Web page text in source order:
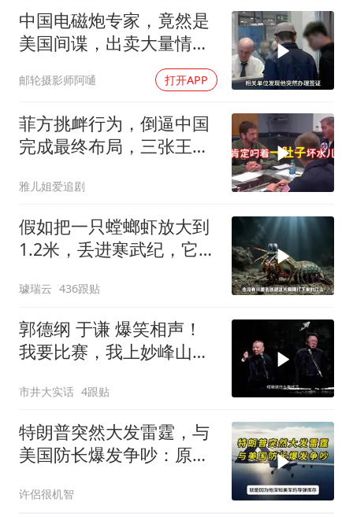
中国电磁炮专家，竟然是
美国间谍，出卖大量情
报，让国家损失惨重
邮轮摄影师阿嗵 打开APP
菲方挑衅行为，倒逼中国
完成最终布局，三张王牌
雅儿姐爱追剧
假如把一只螳螂虾放大到
1.2米，丢进寒武纪，它能
璩瑞云 436跟贴
郭德纲 于谦 爆笑相声！
我要比赛，我上妙峰山干
祖庙
市井大实话 4跟贴
特朗普突然大发雷霆，与
美国防长爆发争吵：原来
许侶很机智